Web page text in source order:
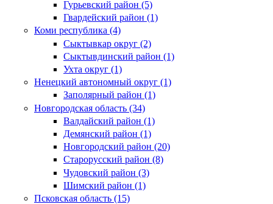
Гурьевский район (5)
Гвардейский район (1)
Коми республика (4)
Сыктывкар округ (2)
Сыктывдинский район (1)
Ухта округ (1)
Ненецкий автономный округ (1)
Заполярный район (1)
Новгородская область (34)
Валдайский район (1)
Демянский район (1)
Новгородский район (20)
Старорусский район (8)
Чудовский район (3)
Шимский район (1)
Псковская область (15)